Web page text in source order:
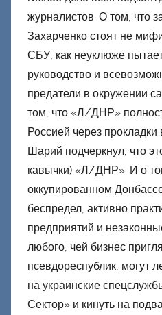
журналистов. О том, что
Захарченко стоят не
СБУ, как неуклюже
руководство и
предатели в окружении
том, что «Л/ДНР»
Россией через
Шарий подчеркнул, что
кавычки) «Л/ДНР». И о
оккупированном
беспредел, активно
предприятий и
любого, чей бизнес
псевдореспублик, могут
на украинские
Сектор» и кинуть на